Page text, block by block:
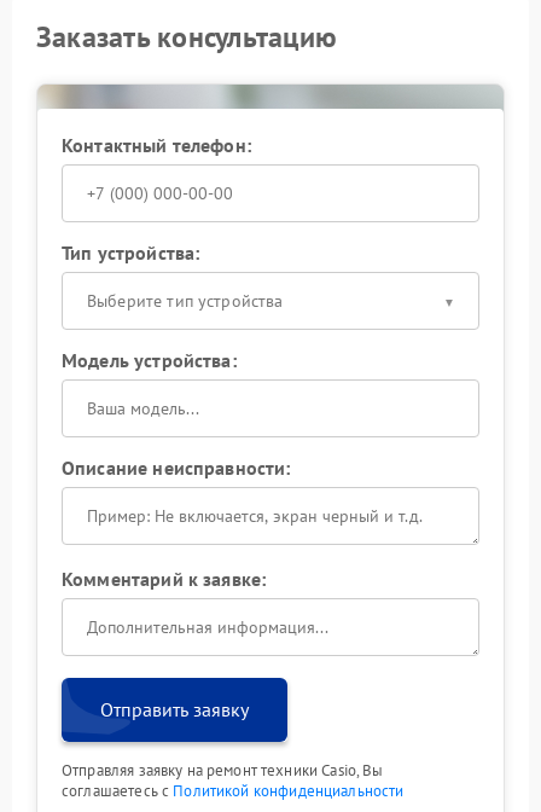
Заказать консультацию
Контактный телефон:
Тип устройства:
Выберите тип устройства
Модель устройства:
Описание неисправности:
Комментарий к заявке:
Отправить заявку
Отправляя заявку на ремонт техники Casio, Вы
соглашаетесь с Политикой конфиденциальности